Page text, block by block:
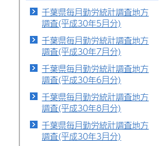
千葉県毎月勤労統計調査地方
調査(平成30年5月分)
千葉県毎月勤労統計調査地方
調査(平成30年7月分)
千葉県毎月勤労統計調査地方
調査(平成30年6月分)
千葉県毎月勤労統計調査地方
調査(平成30年8月分)
千葉県毎月勤労統計調査地方
調査(平成30年3月分)